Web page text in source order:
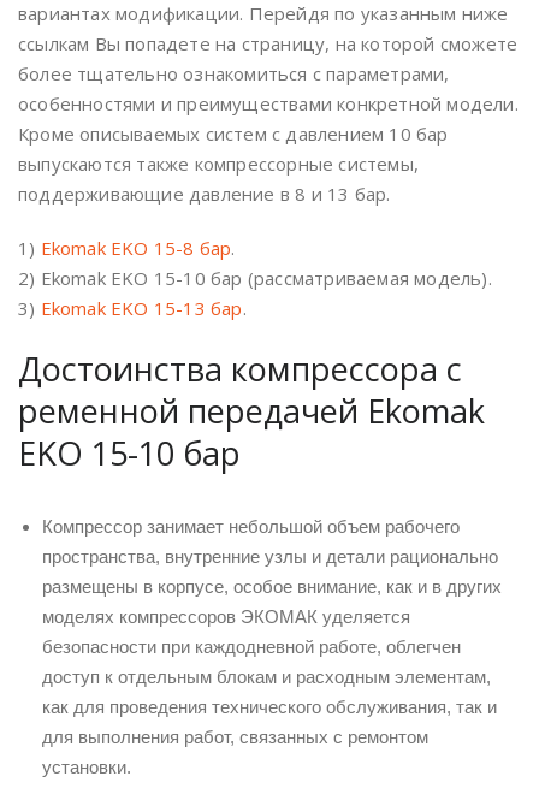
вариантах модификации. Перейдя по указанным ниже
ссылкам Вы попадете на страницу, на которой сможете
более тщательно ознакомиться с параметрами,
особенностями и преимуществами конкретной модели.
Кроме описываемых систем с давлением 10 бар
выпускаются также компрессорные системы,
поддерживающие давление в 8 и 13 бар.
1) Ekomak EKO 15-8 бар.
2) Ekomak EKO 15-10 бар (рассматриваемая модель).
3) Ekomak EKO 15-13 бар.
Достоинства компрессора с
ременной передачей Ekomak
EKO 15-10 бар
Компрессор занимает небольшой объем рабочего
пространства, внутренние узлы и детали рационально
размещены в корпусе, особое внимание, как и в других
моделях компрессоров ЭКОМАК уделяется
безопасности при каждодневной работе, облегчен
доступ к отдельным блокам и расходным элементам,
как для проведения технического обслуживания, так и
для выполнения работ, связанных с ремонтом
установки.